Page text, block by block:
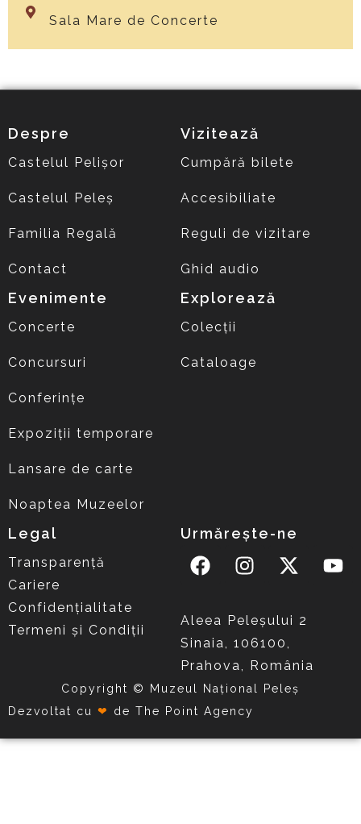
Sala Mare de Concerte
Despre
Castelul Pelișor
Castelul Peleș
Familia Regală
Contact
Vizitează
Cumpără bilete
Accesibiliate
Reguli de vizitare
Ghid audio
Evenimente
Concerte
Concursuri
Conferințe
Expoziții temporare
Lansare de carte
Noaptea Muzeelor
Explorează
Colecții
Cataloage
Legal
Transparență
Cariere
Confidențialitate
Termeni și Condiții
Urmărește-ne
Aleea Peleşului 2
Sinaia, 106100,
Prahova, România
Copyright © Muzeul Național Peleș
Dezvoltat cu ❤ de The Point Agency